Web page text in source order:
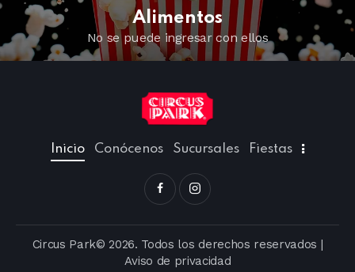
Alimentos
No se puede ingresar con ellos
Inicio Conócenos Sucursales Fiestas
Circus Park© 2026. Todos los derechos reservados |
Aviso de privacidad